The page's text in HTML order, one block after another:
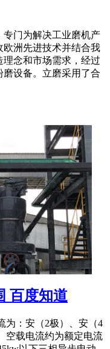
专门为解决工业磨机产
洲先进技术并结合我
念和市场需求，经过
设备。立磨采用了合
百度知道
为：安（2极）、安（4
空载电流约为额定电流